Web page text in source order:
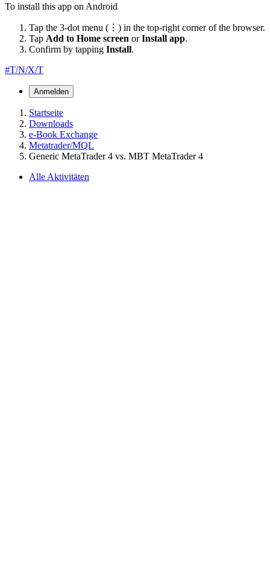
To install this app on Android
Tap the 3-dot menu (⋮) in the top-right corner of the browser.
Tap Add to Home screen orInstall app.
Confirm by tapping Install.
#T/N/X/T
Anmelden
Startseite
Downloads
e-Book Exchange
Metatrader/MQL
Generic MetaTrader 4 vs. MBT MetaTrader 4
Alle Aktivitäten